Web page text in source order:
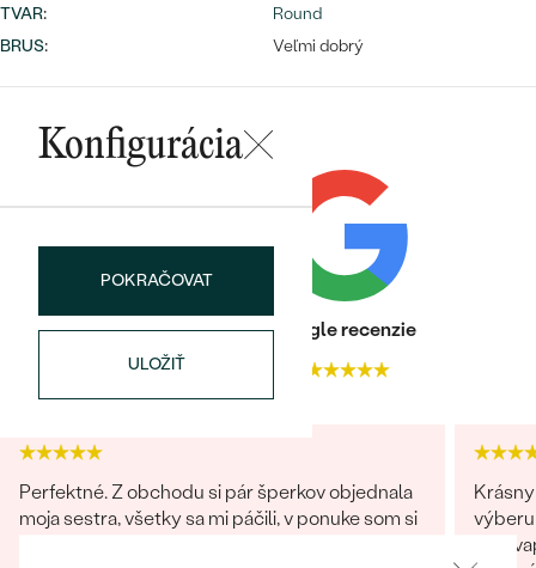
Wave kolekcia
OBJAVIŤ
PODĽA FARBY
NA MIERU
Najpredávanejšie
náušnice
PREZRIEŤ
Personalizované
prívesky
Najpredávanejšie
prstene
PREZRIEŤ
TVAR:
Round
BRUS: Veľmi dobrý
Konfigurácia
POKRAČOVAT
ULOŽIŤ
Heuréka recenzie
4.9
Google recenzie
Perfektné. Z obchodu si pár šperkov objednala
moja sestra, všetky sa mi páčili, v ponuke som si
výberu